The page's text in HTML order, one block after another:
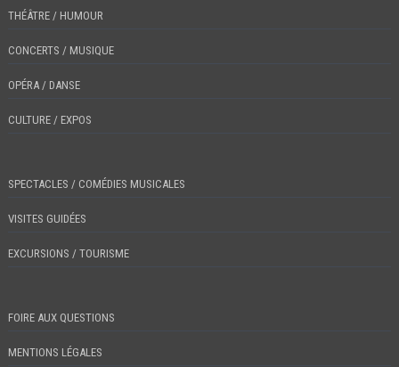
THÉÂTRE / HUMOUR
CONCERTS / MUSIQUE
OPÉRA / DANSE
CULTURE / EXPOS
SPECTACLES / COMÉDIES MUSICALES
VISITES GUIDÉES
EXCURSIONS / TOURISME
FOIRE AUX QUESTIONS
MENTIONS LÉGALES